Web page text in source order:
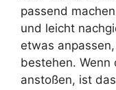
passend
und leicht
etwas
bestehen. Wenn
anstoßen, ist